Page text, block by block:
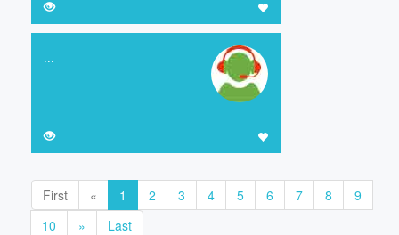
...
First « 1 2 3 4 5 6 7 8
9
10
» Last